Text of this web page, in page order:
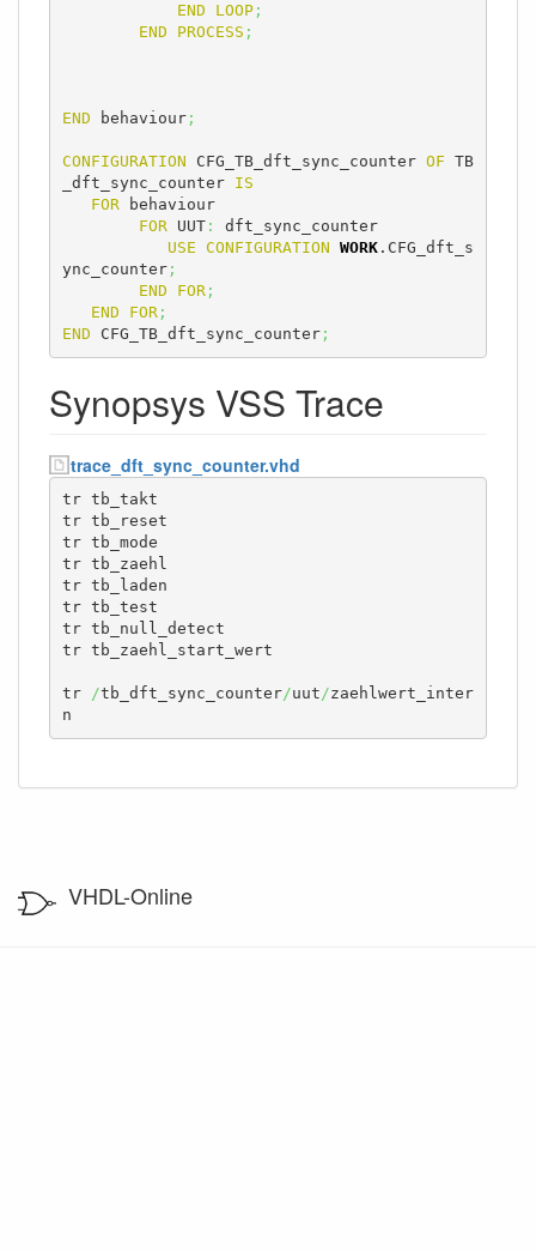
END
LOOP;
END
PROCESS ;
END behaviour;
CONFIGURATION CFG_TB_dft_sync_counter OF TB
_dft_sync_counter IS
FOR behaviour
FOR UUT:
dft_sync_counter
USE CONFIGURATION WORK.CFG_dft_s
ync_counter;
END
FOR;
END
FOR;
END CFG_TB_dft_sync_counter;
Synopsys VSS Trace
trace_dft_sync_counter.vhd
tr tb_takt
tr tb_reset
tr tb_mode
tr tb_zaehl
tr tb_laden
tr tb_test
tr tb_null_detect
tr tb_zaehl_start_wert
tr /tb_dft_sync_counter/uut/zaehlwert_inter
n
VHDL-Online